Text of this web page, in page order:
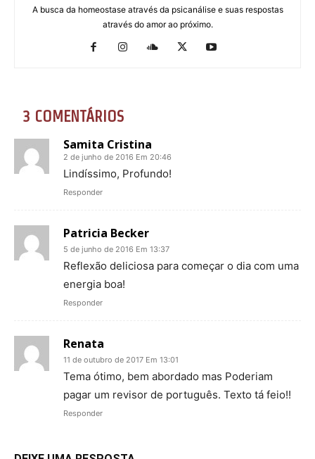
A busca da homeostase através da psicanálise e suas respostas
através do amor ao próximo.
3 COMENTÁRIOS
Samita Cristina
2 de junho de 2016 Em 20:46
Lindíssimo, Profundo!
Responder
Patricia Becker
5 de junho de 2016 Em 13:37
Reflexão deliciosa para começar o dia com uma
energia boa!
Responder
Renata
11 de outubro de 2017 Em 13:01
Tema ótimo, bem abordado mas Poderiam
pagar um revisor de português. Texto tá feio!!
Responder